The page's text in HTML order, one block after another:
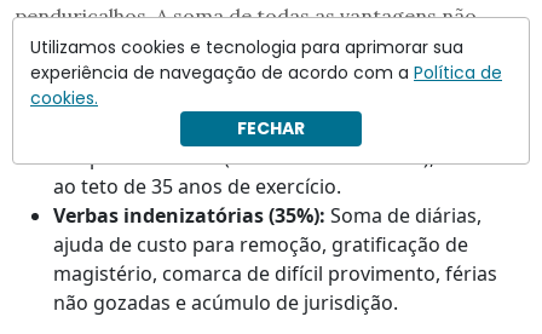
penduricalhos. A soma de todas as vantagens não
pode exceder 70% do teto. O limite foi dividido em dois
blocos de 35%:
Parcela de valorização por
tempo na carreira (5% a cada cinco anos), limitada
ao teto de 35 anos de exercício.
Verbas indenizatórias (35%): Soma de diárias,
ajuda de custo para remoção, gratificação de
magistério, comarca de difícil provimento, férias
não gozadas e acúmulo de jurisdição.
Utilizamos cookies e tecnologia para aprimorar sua
experiência de navegação de acordo com a Política de
cookies.
FECHAR